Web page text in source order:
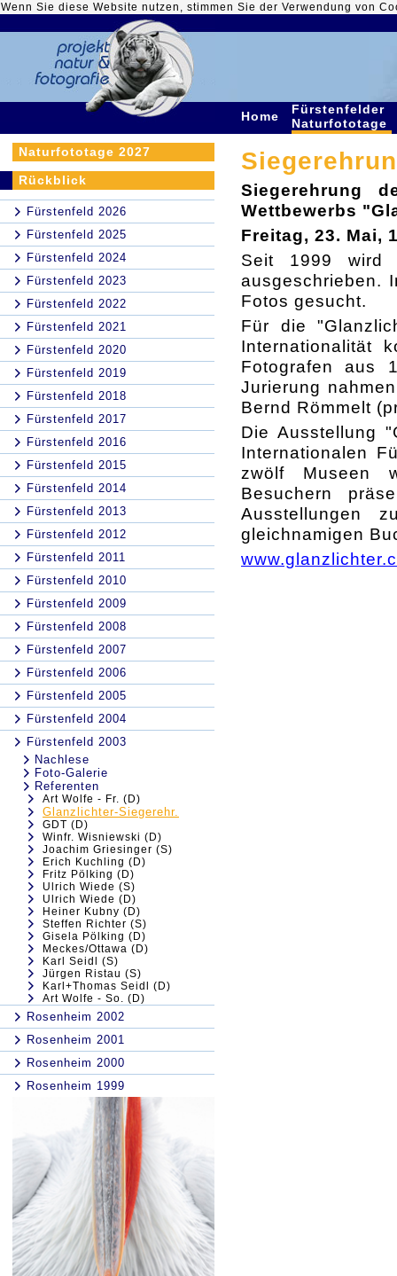
Wenn Sie diese Website nutzen, stimmen Sie der Verwendung von
Home
Fürstenfelder
Naturfototage
Naturfototage 2027
Rückblick
Fürstenfeld 2026
Fürstenfeld 2025
Fürstenfeld 2024
Fürstenfeld 2023
Fürstenfeld 2022
Fürstenfeld 2021
Fürstenfeld 2020
Fürstenfeld 2019
Fürstenfeld 2018
Fürstenfeld 2017
Fürstenfeld 2016
Fürstenfeld 2015
Fürstenfeld 2014
Fürstenfeld 2013
Fürstenfeld 2012
Fürstenfeld 2011
Fürstenfeld 2010
Fürstenfeld 2009
Fürstenfeld 2008
Fürstenfeld 2007
Fürstenfeld 2006
Fürstenfeld 2005
Fürstenfeld 2004
Fürstenfeld 2003
Nachlese
Foto-Galerie
Referenten
Art Wolfe - Fr. (D)
Glanzlichter-Siegerehr.
GDT (D)
Winfr. Wisniewski (D)
Joachim Griesinger (S)
Erich Kuchling (D)
Fritz Pölking (D)
Ulrich Wiede (S)
Ulrich Wiede (D)
Heiner Kubny (D)
Steffen Richter (S)
Gisela Pölking (D)
Meckes/Ottawa (D)
Karl Seidl (S)
Jürgen Ristau (S)
Karl+Thomas Seidl (D)
Art Wolfe - So. (D)
Rosenheim 2002
Rosenheim 2001
Rosenheim 2000
Rosenheim 1999
Siegerehrung
Wettbewerbs
Freitag, 23. Mai,
Seit 1999 wird
ausgeschrieben.
Fotos gesucht.
Für die
Internationalität
Fotografen aus
Jurierung
Bernd Römmelt
Die Ausstellung
Internationalen
zwölf Museen
Besuchern
Ausstellungen
gleichnamigen